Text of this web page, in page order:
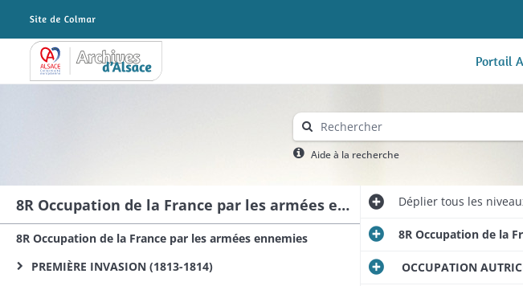
Archives Alsace - Colmar Portail
Aide à la recherche
8R Occupation de la France par les armées ennemies
8R Occupation de la France par les armées ennemies
PREMIÈRE INVASION (1813-1814)
Dépliertous les
8R Occupation de la
OCCUPATION